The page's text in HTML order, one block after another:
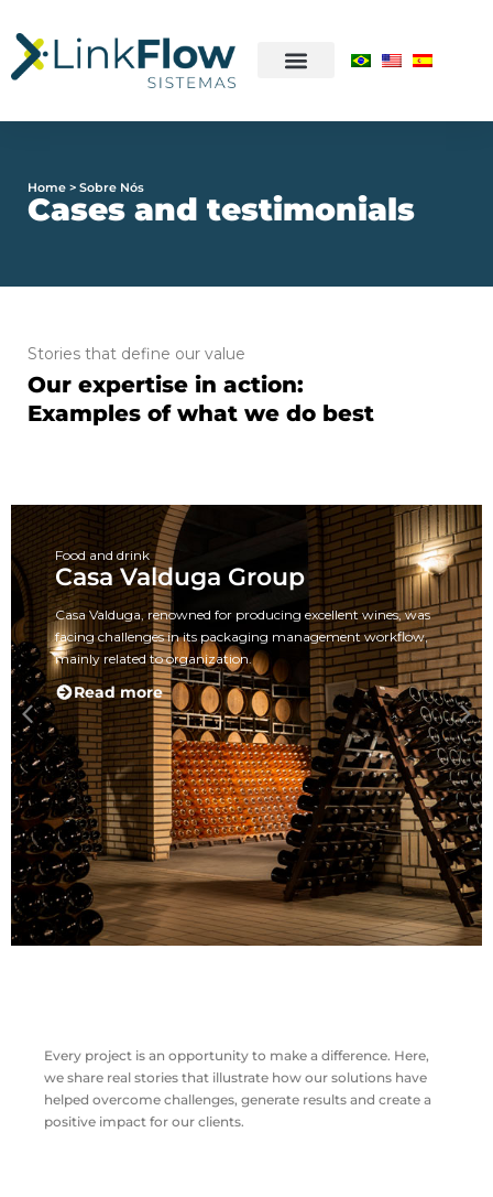
Home > Sobre Nós
Cases and testimonials
Stories that define our value
Our expertise in action:
Examples of what we do best
Food and drink
Casa Valduga Group
Casa Valduga, renowned for producing excellent wines, was
facing challenges in its packaging management workflow,
mainly related to organization.
Read more
Every project is an opportunity to make a difference. Here,
we share real stories that illustrate how our solutions have
helped overcome challenges, generate results and create a
positive impact for our clients.